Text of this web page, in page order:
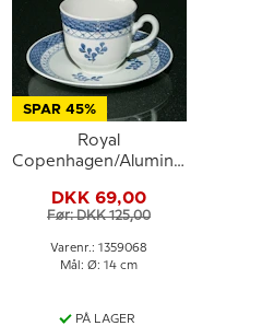
SPAR 45%
Royal
Copenhagen/Aluminia
kaffekop nr. 11/992
eller 068, indhold 1,2 dl
(kop Ø7,3cm)
DKK 69,00
Før: DKK 125,00
Varenr.: 1359068
Mål: Ø: 14 cm
PÅ LAGER